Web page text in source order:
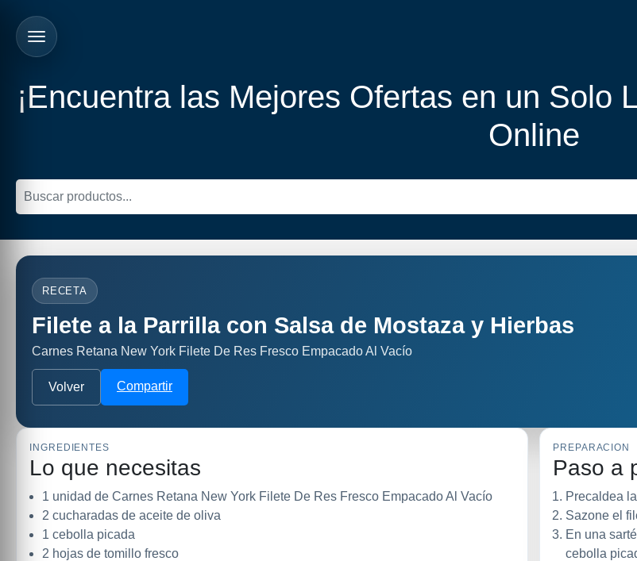
¡Encuentra las Mejores Ofertas en un Solo
Online
RECETA
Filete a la Parrilla con Salsa de Mostaza y Hierbas
Carnes Retana New York Filete De Res Fresco Empacado Al Vacío
Volver Compartir
INGREDIENTES
Lo que necesitas
1 unidad de Carnes Retana New York Filete De Res Fresco Empacado Al Vacío
2 cucharadas de aceite de oliva
1 cebolla picada
2 hojas de tomillo fresco
PREPARACION
Paso a
Precaldea
Sazone el
En una
cebolla